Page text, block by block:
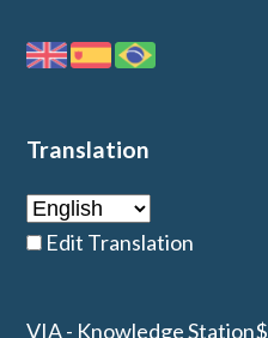
Translation
Edit Translation
VIA - Knowledge Station$